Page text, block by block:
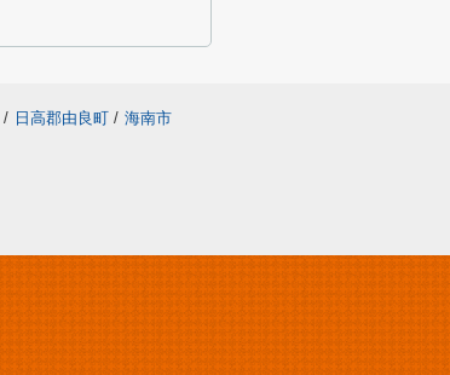
/ 日高郡由良町 / 海南市